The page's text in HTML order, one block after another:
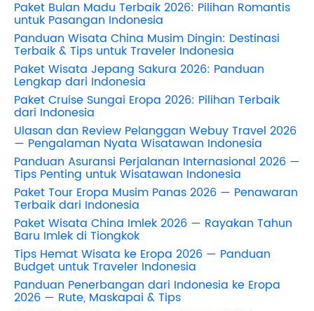
Paket Bulan Madu Terbaik 2026: Pilihan Romantis
untuk Pasangan Indonesia
Panduan Wisata China Musim Dingin: Destinasi
Terbaik & Tips untuk Traveler Indonesia
Paket Wisata Jepang Sakura 2026: Panduan
Lengkap dari Indonesia
Paket Cruise Sungai Eropa 2026: Pilihan Terbaik
dari Indonesia
Ulasan dan Review Pelanggan Webuy Travel 2026
— Pengalaman Nyata Wisatawan Indonesia
Panduan Asuransi Perjalanan Internasional 2026 —
Tips Penting untuk Wisatawan Indonesia
Paket Tour Eropa Musim Panas 2026 — Penawaran
Terbaik dari Indonesia
Paket Wisata China Imlek 2026 — Rayakan Tahun
Baru Imlek di Tiongkok
Tips Hemat Wisata ke Eropa 2026 — Panduan
Budget untuk Traveler Indonesia
Panduan Penerbangan dari Indonesia ke Eropa
2026 — Rute, Maskapai & Tips